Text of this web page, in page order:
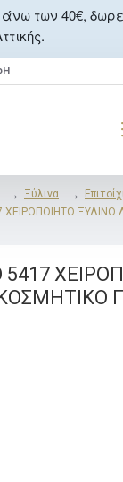
των 40€,
Ξύλινα
ΞΥΛΙΝΟ